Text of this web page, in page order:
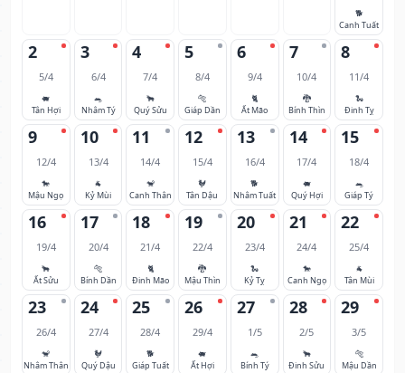
🐕
Canh Tuất
2
5/4
🐖
Tân Hợi
3
6/4
🐀
Nhâm Tý
4
7/4
🐂
Quý Sửu
5
8/4
🐅
Giáp Dần
6
9/4
🐈
Ất Mão
7
10/4
🐉
Bính Thìn
8
11/4
🐍
Đinh Tỵ
9
12/4
🐎
Mậu Ngọ
10
13/4
🐐
Kỷ Mùi
11
14/4
🐒
Canh Thân
12
15/4
🐓
Tân Dậu
13
16/4
🐕
Nhâm Tuất
14
17/4
🐖
Quý Hợi
15
18/4
🐀
Giáp Tý
16
19/4
🐂
Ất Sửu
17
20/4
🐅
Bính Dần
18
21/4
🐈
Đinh Mão
19
22/4
🐉
Mậu Thìn
20
23/4
🐍
Kỷ Tỵ
21
24/4
🐎
Canh Ngọ
22
25/4
🐐
Tân Mùi
23
26/4
🐒
Nhâm Thân
24
27/4
🐓
Quý Dậu
25
28/4
🐕
Giáp Tuất
26
29/4
🐖
Ất Hợi
27
1/5
🐀
Bính Tý
28
2/5
🐂
Đinh Sửu
29
3/5
🐅
Mậu Dần